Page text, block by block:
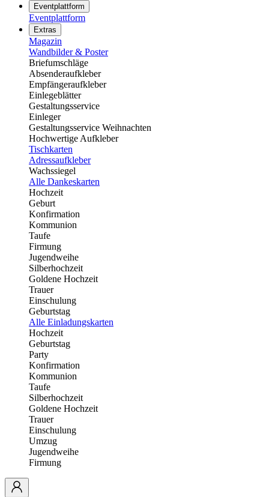
Eventplattform
Eventplattform
Extras
Magazin
Wandbilder & Poster
Briefumschläge
Absenderaufkleber
Empfängeraufkleber
Einlegeblätter
Gestaltungsservice
Einleger
Gestaltungsservice Weihnachten
Hochwertige Aufkleber
Tischkarten
Adressaufkleber
Wachssiegel
Alle Dankeskarten
Hochzeit
Geburt
Konfirmation
Kommunion
Taufe
Firmung
Jugendweihe
Silberhochzeit
Goldene Hochzeit
Trauer
Einschulung
Geburtstag
Alle Einladungskarten
Hochzeit
Geburtstag
Party
Konfirmation
Kommunion
Taufe
Silberhochzeit
Goldene Hochzeit
Trauer
Einschulung
Umzug
Jugendweihe
Firmung